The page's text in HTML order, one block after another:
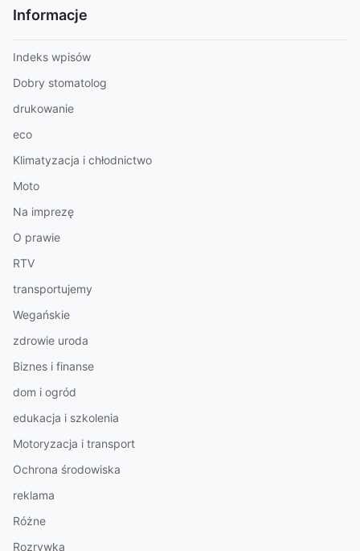
Informacje
Indeks wpisów
Dobry stomatolog
drukowanie
eco
Klimatyzacja i chłodnictwo
Moto
Na imprezę
O prawie
RTV
transportujemy
Wegańskie
zdrowie uroda
Biznes i finanse
dom i ogród
edukacja i szkolenia
Motoryzacja i transport
Ochrona środowiska
reklama
Różne
Rozrywka